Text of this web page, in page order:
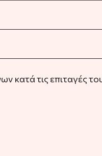
κατά τις επιταγές